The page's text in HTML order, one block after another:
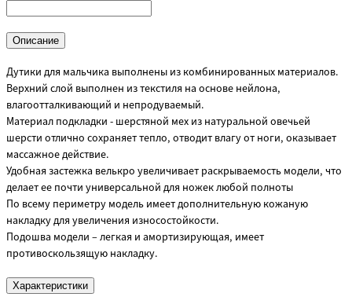
Описание
Дутики для мальчика выполнены из комбинированных материалов.
Верхний слой выполнен из текстиля на основе нейлона,
влагоотталкивающий и непродуваемый.
Материал подкладки - шерстяной мех из натуральной овечьей
шерсти отлично сохраняет тепло, отводит влагу от ноги, оказывает
массажное действие.
Удобная застежка велькро увеличивает раскрываемость модели, что
делает ее почти универсальной для ножек любой полноты
По всему периметру модель имеет дополнительную кожаную
накладку для увеличения износостойкости.
Подошва модели – легкая и амортизирующая, имеет
противоскользящую накладку.
Характеристики